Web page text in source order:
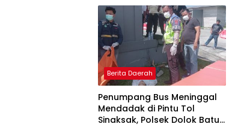
Berita Daerah
Penumpang Bus Meninggal
Mendadak di Pintu Tol
Sinaksak, Polsek Dolok Batu